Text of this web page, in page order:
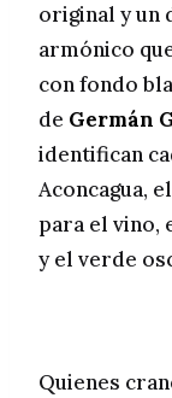
original y un
armónico
con fondo
de Germán
identifican
Aconcagua,
para el vino,
y el verde
Quienes